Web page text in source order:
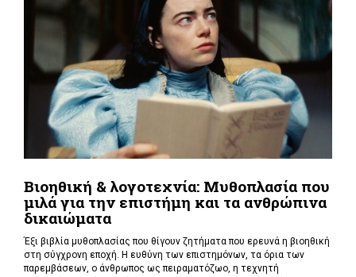
Βιοηθική & λογοτεχνία: Μυθοπλασία που
μιλά για την επιστήμη και τα ανθρώπινα
δικαιώματα
Έξι βιβλία μυθοπλασίας που θίγουν ζητήματα που ερευνά η βιοηθική
στη σύγχρονη εποχή. Η ευθύνη των επιστημόνων, τα όρια των
παρεμβάσεων, ο άνθρωπος ως πειραματόζωο, η τεχνητή